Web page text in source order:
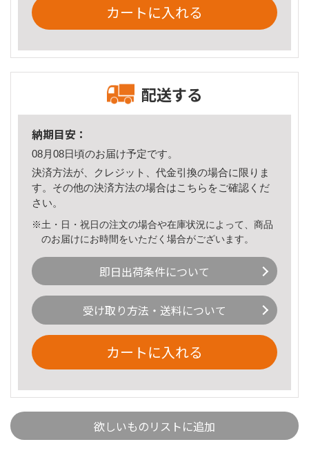
カートに入れる
配送する
納期目安：
08月08日頃のお届け予定です。
決済方法が、クレジット、代金引換の場合に限りま
す。その他の決済方法の場合はこちら をご確認くだ
さい。
※土・日・祝日の注文の場合や在庫状況によって、商品
のお届けにお時間をいただく場合がございます。
即日出荷条件について
受け取り方法・送料について
カートに入れる
欲しいものリストに追加